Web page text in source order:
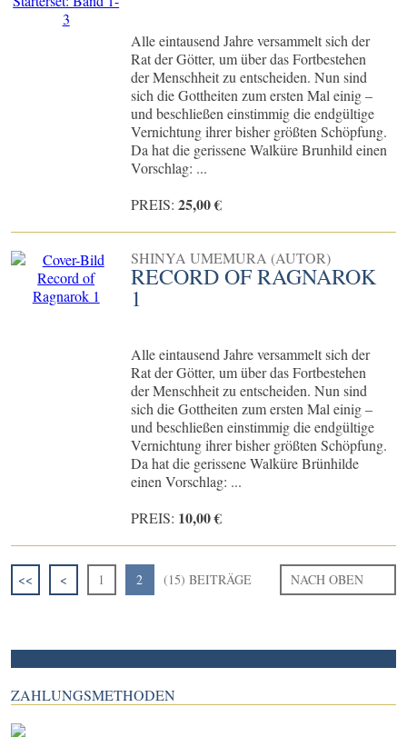
Alle eintausend Jahre versammelt sich der
Rat der Götter, um über das Fortbestehen
der Menschheit zu entscheiden. Nun sind
sich die Gottheiten zum ersten Mal einig –
und beschließen einstimmig die endgültige
Vernichtung ihrer bisher größten Schöpfung.
Da hat die gerissene Walküre Brunhild einen
Vorschlag: ...
PREIS: 25,00 €
SHINYA UMEMURA (AUTOR)
RECORD OF RAGNAROK
1
Alle eintausend Jahre versammelt sich der
Rat der Götter, um über das Fortbestehen
der Menschheit zu entscheiden. Nun sind
sich die Gottheiten zum ersten Mal einig –
und beschließen einstimmig die endgültige
Vernichtung ihrer bisher größten Schöpfung.
Da hat die gerissene Walküre Brünhilde
einen Vorschlag: ...
PREIS: 10,00 €
<< < 1 2 (15) BEITRÄGE NACH OBEN
ZAHLUNGSMETHODEN